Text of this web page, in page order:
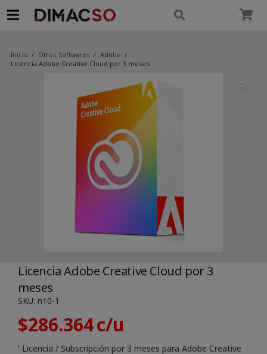
Inicio / Otros Softwares / Adobe /
Licencia Adobe Creative Cloud por 3 meses
Licencia Adobe Creative Cloud por 3
meses
SKU: n10-1
$286.364
‘-Licencia / Subscripción por 3 meses para Adobe Creative
modal-check